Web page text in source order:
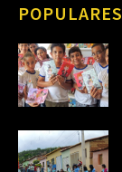
POPULARES